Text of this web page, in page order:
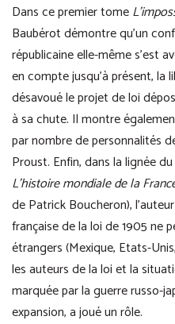
Dans ce premier tome
Baubérot démontre qu’un
républicaine elle-même s’est
en compte jusqu’à présent, la
désavoué le projet de loi
à sa chute. Il montre
par nombre de personnalités
Proust. Enfin, dans la lignée
L’histoire mondiale de la
de Patrick Boucheron),
française de la loi de 1905 ne
étrangers (Mexique, Etats-
les auteurs de la loi et la
marquée par la guerre russo-
expansion, a joué un rôle.